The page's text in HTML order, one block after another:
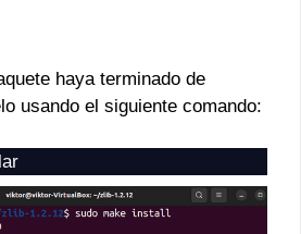
haya terminado de
usando el siguiente comando: